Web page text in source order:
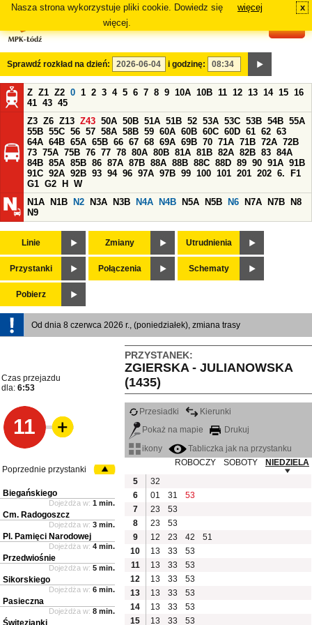
Nasza strona wykorzystuje pliki cookie. Dowiedz się
więcej.
więcej x
Sprawdź rozkład na dzień: i godzinę:
Z Z1 Z2 0 1 2 3 4 5 6 7 8 9 10A 10B 11 12 13 14 15 16
41 43 45
Z3 Z6 Z13 Z43 50A 50B 51A 51B 52 53A 53C 53B 54B 55A
55B 55C 56 57 58A 58B 59 60A 60B 60C 60D 61 62 63
64A 64B 65A 65B 66 67 68 69A 69B 70 71A 71B 72A 72B
73 75A 75B 76 77 78 80A 80B 81A 81B 82A 82B 83 84A
84B 85A 85B 86 87A 87B 88A 88B 88C 88D 89 90 91A 91B
91C 92A 92B 93 94 96 97A 97B 99 100 101 201 202 6.
F1
G1 G2 H
W
N1A
N1B N2 N3A N3B N4A N4B N5A N5B N6 N7A N7B
N8
N9
Linie Zmiany Utrudnienia
Przystanki Połączenia Schematy
Pobierz
Od dnia 8 czerwca 2026 r., (poniedziałek), zmiana trasy
PRZYSTANEK:
ZGIERSKA - JULIANOWSKA
(1435)
Czas przejazdu
dla: 6:53
11
Przesiadki
Kierunki
Pokaż na mapie
Drukuj
ikony
Tabliczka jak na przystanku
ROBOCZY
SOBOTY
NIEDZIELA
5
32
6
01 31
53
7
23
53
8
23
53
9
12 23 42
51
10
13 33
53
11
13 33
53
12
13 33
53
13
13 33
53
14
13 33
53
15
13 33 53
Poprzednie przystanki
Biegańskiego
Dojeżdża w: 1 min.
Cm. Radogoszcz
Dojeżdża w: 3 min.
Pl. Pamięci Narodowej
Dojeżdża w: 4 min.
Przedwiośnie
Dojeżdża w: 5 min.
Sikorskiego
Dojeżdża w: 6 min.
Pasieczna
Dojeżdża w: 8 min.
Świtezianki